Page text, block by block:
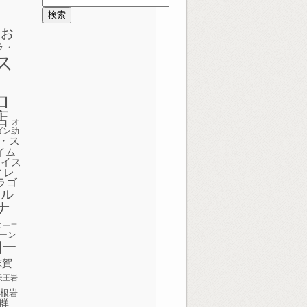
オ
ン助
ス
ム
ス
ゴ
エ
ン
王岩
岩
索: